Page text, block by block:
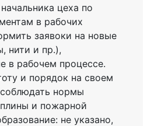
цеха по
в рабочих
заявоки на новые
нити и пр.),
в рабочем процессе.
и порядок на своем
нормы
и пожарной
не указано,